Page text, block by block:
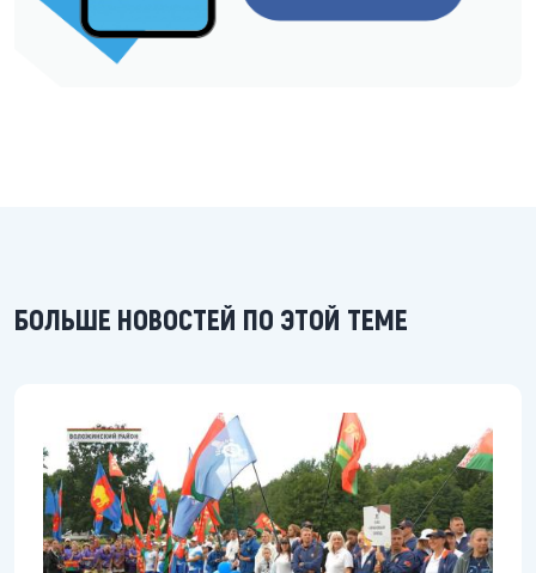
БОЛЬШЕ НОВОСТЕЙ ПО ЭТОЙ ТЕМЕ